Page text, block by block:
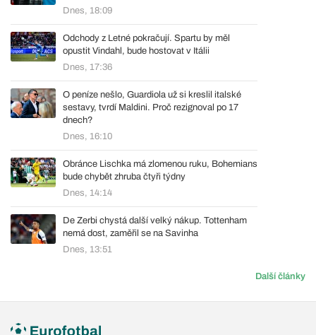
Dnes, 18:09
Odchody z Letné pokračují. Spartu by měl
opustit Vindahl, bude hostovat v Itálii
Dnes, 17:36
O peníze nešlo, Guardiola už si kreslil italské
sestavy, tvrdí Maldini. Proč rezignoval po 17
dnech?
Dnes, 16:10
Obránce Lischka má zlomenou ruku, Bohemians
bude chybět zhruba čtyři týdny
Dnes, 14:14
De Zerbi chystá další velký nákup. Tottenham
nemá dost, zaměřil se na Savinha
Dnes, 13:51
Další články